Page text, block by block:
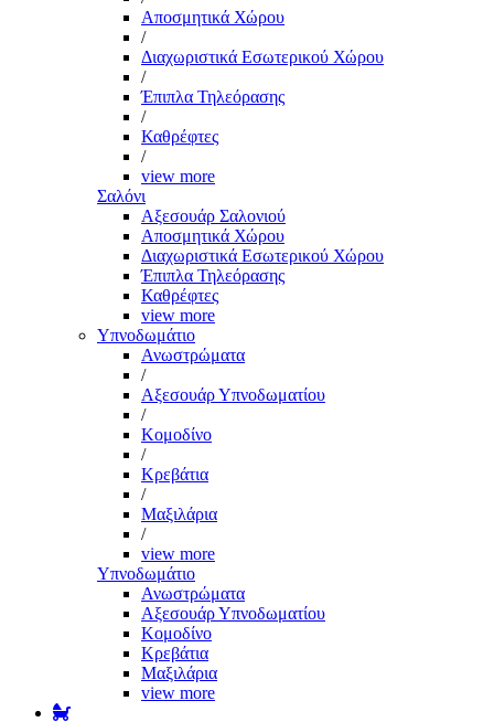
Αποσμητικά Χώρου
/
Διαχωριστικά Εσωτερικού Χώρου
/
Έπιπλα Τηλεόρασης
/
Καθρέφτες
/
view more
Σαλόνι
Αξεσουάρ Σαλονιού
Αποσμητικά Χώρου
Διαχωριστικά Εσωτερικού Χώρου
Έπιπλα Τηλεόρασης
Καθρέφτες
view more
Υπνοδωμάτιο
Ανωστρώματα
/
Αξεσουάρ Υπνοδωματίου
/
Κομοδίνο
/
Κρεβάτια
/
Μαξιλάρια
/
view more
Υπνοδωμάτιο
Ανωστρώματα
Αξεσουάρ Υπνοδωματίου
Κομοδίνο
Κρεβάτια
Μαξιλάρια
view more